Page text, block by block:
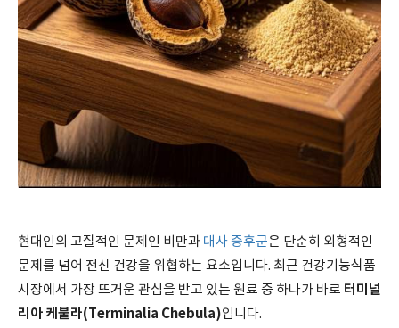
현대인의 고질적인 문제인 비만과 대사 증후군은 단순히 외형적인
문제를 넘어 전신 건강을 위협하는 요소입니다. 최근 건강기능식품
시장에서 가장 뜨거운 관심을 받고 있는 원료 중 하나가 바로 터미널
리아 케불라(Terminalia Chebula)입니다.